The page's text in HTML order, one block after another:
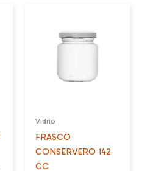
Vidrio
FRASCO
CONSERVERO 142
CC